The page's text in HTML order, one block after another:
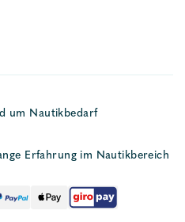
um Nautikbedarf
Erfahrung im Nautikbereich